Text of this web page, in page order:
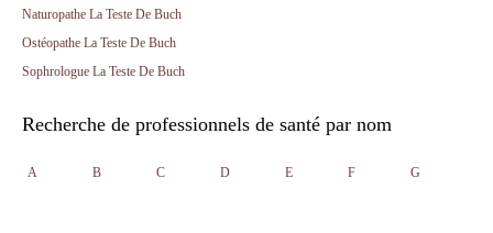
Naturopathe La Teste De Buch
Ostéopathe La Teste De Buch
Sophrologue La Teste De Buch
Recherche de professionnels de santé par nom
A B C D E F G